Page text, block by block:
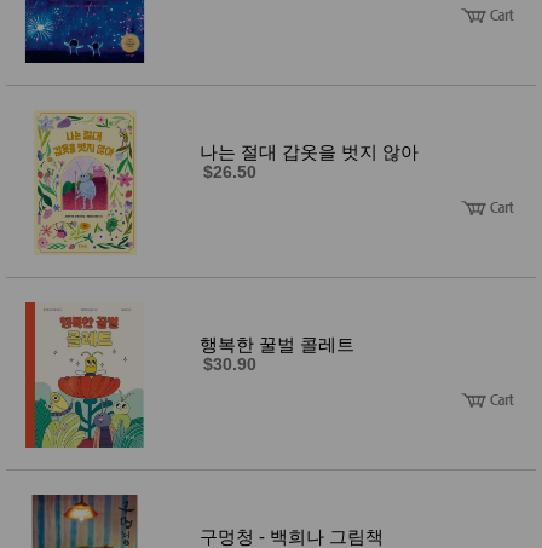
나는 절대 갑옷을 벗지 않아
$26.50
행복한 꿀벌 콜레트
$30.90
구멍청 - 백희나 그림책